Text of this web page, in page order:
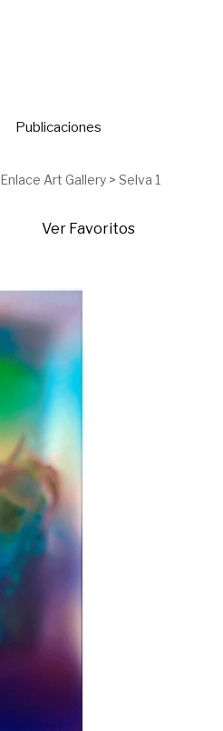
Publicaciones
Enlace Art Gallery > Selva 1
Ver Favoritos